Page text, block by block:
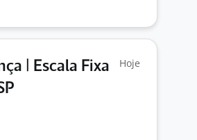
| Escala Fixa
Hoje